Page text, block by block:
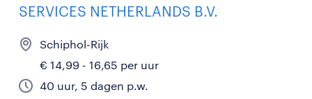
SERVICES NETHERLANDS B.V.
Schiphol-Rijk
€ 14,99 - 16,65 per uur
40 uur, 5 dagen p.w.